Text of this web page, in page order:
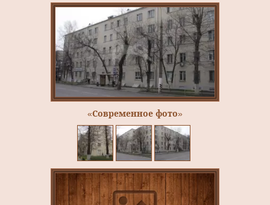
«Современное фото»